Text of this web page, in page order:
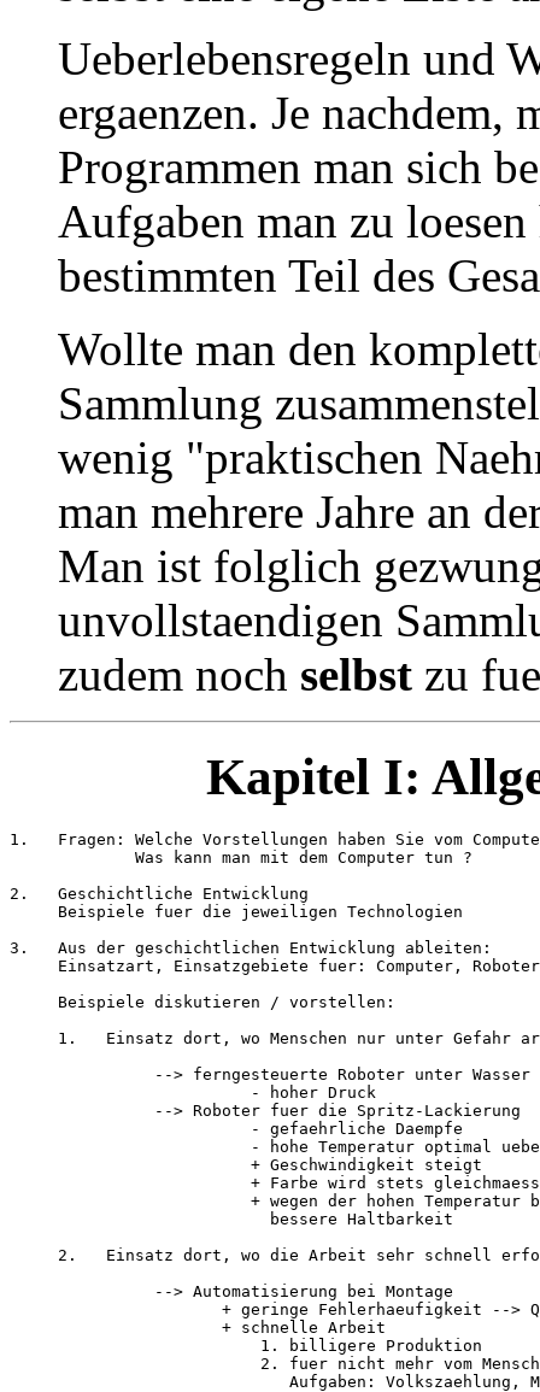
Ueberlebensregeln und
ergaenzen. Je nachdem,
Programmen man sich
Aufgaben man zu
bestimmten Teil des
Wollte man den
Sammlung
wenig "praktischen
man mehrere Jahre an
Man ist folglich
unvollstaendigen
zudem noch selbst zu
Kapitel I:
1.   Fragen: Welche Vorstellungen haben Sie vom
             Was kann man mit dem Computer tun ?
2.   Geschichtliche Entwicklung
     Beispiele fuer die jeweiligen Technologien
3.   Aus der geschichtlichen Entwicklung ableiten:
Einsatzart, Einsatzgebiete fuer: Computer,
     Beispiele diskutieren / vorstellen:
1.   Einsatz dort, wo Menschen nur unter Gefahr
--> ferngesteuerte Roboter unter
                         - hoher Druck
               --> Roboter fuer die Spritz-Lackierung
                         - gefaehrliche Daempfe
- hohe Temperatur optimal
                         + Geschwindigkeit steigt
+ Farbe wird stets
+ wegen der hohen Temperatur
                           bessere Haltbarkeit
2.   Einsatz dort, wo die Arbeit sehr schnell
               --> Automatisierung bei Montage
+ geringe Fehlerhaeufigkeit -->
                      + schnelle Arbeit
                          1. billigere Produktion
2. fuer nicht mehr vom
Aufgaben: Volkszaehlung,